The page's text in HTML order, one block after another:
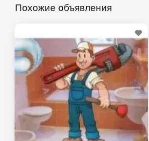
Похожие объявления